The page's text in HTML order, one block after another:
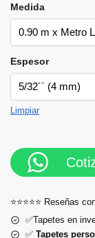
Medida
Espesor
Limpiar
⭐⭐⭐⭐⭐ Reseñas
✅Tapetes en
✅ Tapetes